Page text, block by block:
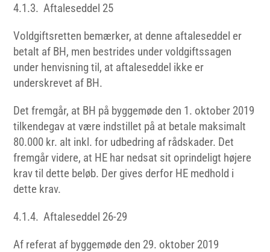
4.1.3. Aftaleseddel 25
Voldgiftsretten bemærker, at denne aftaleseddel er
betalt af BH, men bestrides under voldgiftssagen
under henvisning til, at aftaleseddel ikke er
underskrevet af BH.
Det fremgår, at BH på byggemøde den 1. oktober 2019
tilkendegav at være indstillet på at betale maksimalt
80.000 kr. alt inkl. for udbedring af rådskader. Det
fremgår videre, at HE har nedsat sit oprindeligt højere
krav til dette beløb. Der gives derfor HE medhold i
dette krav.
4.1.4. Aftaleseddel 26-29
Af referat af byggemøde den 29. oktober 2019